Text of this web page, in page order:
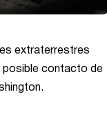
extraterrestres
posible contacto de